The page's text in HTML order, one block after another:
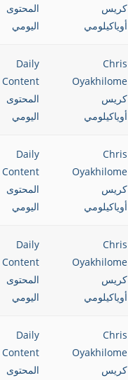
كريس
أوياكيلومي
المحتوى
اليومي
Chris
Oyakhilome
كريس
أوياكيلومي
Daily
Content
المحتوى
اليومي
Chris
Oyakhilome
كريس
أوياكيلومي
Daily
Content
المحتوى
اليومي
Chris
Oyakhilome
كريس
أوياكيلومي
Daily
Content
المحتوى
اليومي
Chris
Oyakhilome
كريس
Daily
Content
المحتوى